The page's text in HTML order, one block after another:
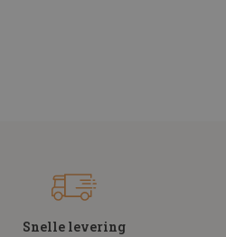
Snelle levering